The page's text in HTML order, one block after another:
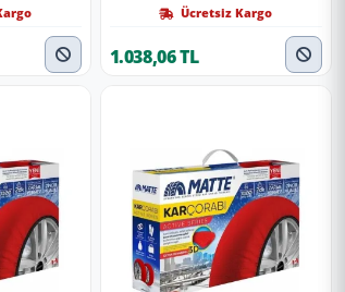
Ücretsiz Kargo
1.038,06 TL